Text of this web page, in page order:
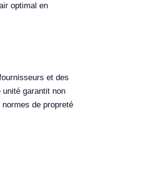
optimal en
et des
garantit non
de propreté